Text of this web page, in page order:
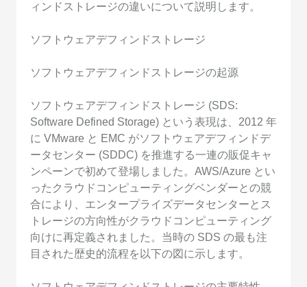
ィンドストレージの違いについて説明します。
ソフトウェアデフィンドストレージ
ソフトウェアデフィンドストレージの起源
ソフトウェアデフィンドストレージ (SDS:
Software Defined Storage) という表現は、2012 年
に VMware と EMC がソフトウェアデフィンドデ
ータセンター (SDDC) を推進する一連の販促キャ
ンペーンで初めて登場しました。AWS/Azure とい
ったクラウドコンピューティングベンダーとの競
合により、エンタープライズデータセンターとス
トレージの方向性がクラウドコンピューティング
向けに再定義されました。当時の SDS の最も注
目された歴史的流程を以下の図に示します。